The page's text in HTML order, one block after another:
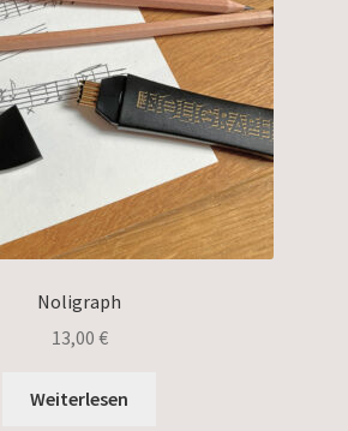
Noligraph
13,00 €
Weiterlesen